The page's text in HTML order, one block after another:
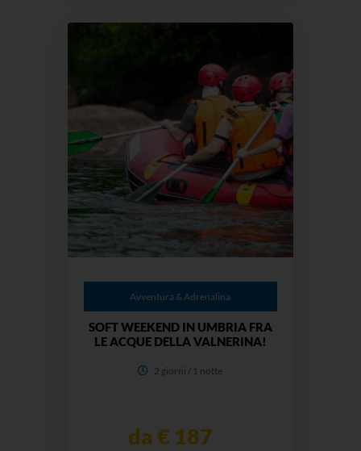
Avventura & Adrenalina
SOFT WEEKEND IN UMBRIA FRA
LE ACQUE DELLA VALNERINA!
2 giorni / 1 notte
da € 187